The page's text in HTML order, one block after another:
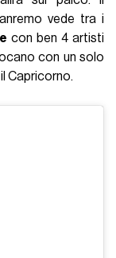
vede tra i
con ben 4 artisti
con un solo
Capricorno.